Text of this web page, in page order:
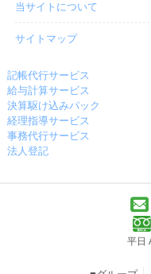
当サイトについて
サイトマップ
記帳代行サービス
給与計算サービス
決算駆け込みパック
経理指導サービス
事務代行サービス
法人登記
平日